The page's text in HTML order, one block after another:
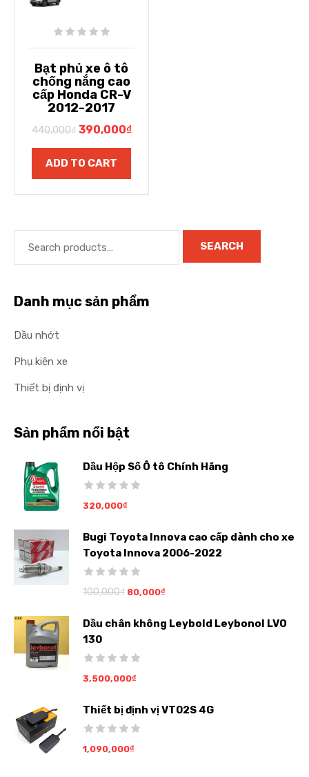
Bạt phủ xe ô tô
chống nắng cao
cấp Honda CR-V
2012-2017
440,000₫ 390,000₫
ADD TO CART
SEARCH
Danh mục sản phẩm
Dầu nhớt
Phụ kiện xe
Thiết bị định vị
Sản phẩm nổi bật
Dầu Hộp Số Ô tô Chính Hãng
320,000₫
Bugi Toyota Innova cao cấp dành cho xe
Toyota Innova 2006-2022
100,000₫ 80,000₫
Dầu chân không Leybold Leybonol LVO
130
3,500,000₫
Thiết bị định vị VT02S 4G
1,090,000₫